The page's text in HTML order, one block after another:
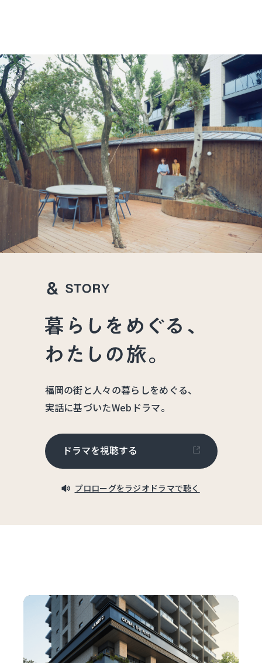
福岡の街と人々の暮らしをめぐる、
実話に基づいたWebドラマ。
ドラマを視聴する
プロローグをラジオドラマで聴く